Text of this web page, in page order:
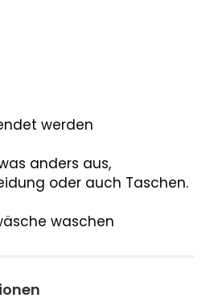
werden
anders aus,
oder auch Taschen.
waschen